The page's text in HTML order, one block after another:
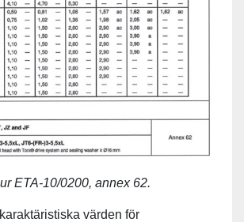
ETA-10/0200, annex 62.
värden för